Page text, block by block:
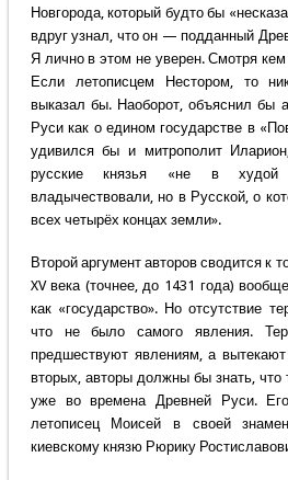
Новгорода, который будто бы
вдруг узнал, что он — подданный
Я лично в этом не уверен. Смотря
Если летописцем Нестором, то
выказал бы. Наоборот, объяснил бы
Руси как о едином государстве в
удивился бы и митрополит
русские князья «не в
владычествовали, но в Русской, о
всех четырёх концах земли».
Второй аргумент авторов сводится к
XV века (точнее, до 1431 года)
как «государство». Но отсутствие
что не было самого явления.
предшествуют явлениям, а
вторых, авторы должны бы знать, что
уже во времена Древней Руси.
летописец Моисей в своей
киевскому князю Рюрику